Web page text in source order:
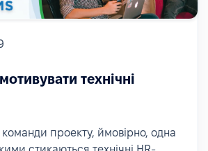
технічні
проекту, ймовірно, одна